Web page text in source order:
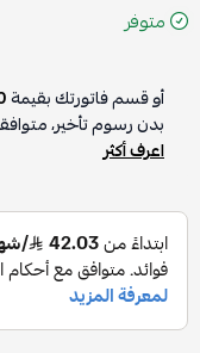
متوفر
أو قسم فاتورتك بقيمة
بدون رسوم تأخير،
اعرف أكثر